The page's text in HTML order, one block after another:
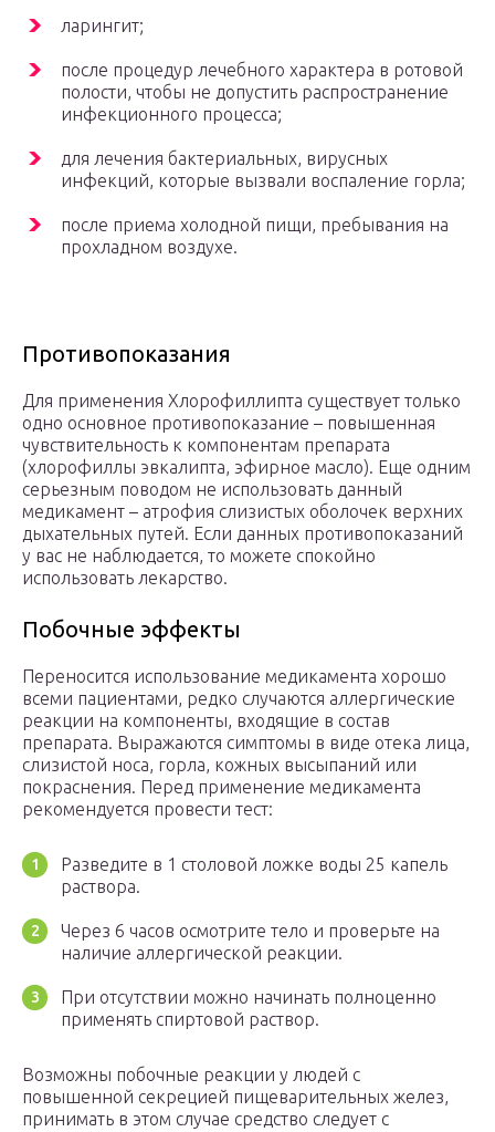
ларингит;
после процедур лечебного характера в ротовой
полости, чтобы не допустить распространение
инфекционного процесса;
для лечения бактериальных, вирусных
инфекций, которые вызвали воспаление горла;
после приема холодной пищи, пребывания на
прохладном воздухе.
Противопоказания
Для применения Хлорофиллипта существует только
одно основное противопоказание – повышенная
чувствительность к компонентам препарата
(хлорофиллы эвкалипта, эфирное масло). Еще одним
серьезным поводом не использовать данный
медикамент – атрофия слизистых оболочек верхних
дыхательных путей. Если данных противопоказаний
у вас не наблюдается, то можете спокойно
использовать лекарство.
Побочные эффекты
Переносится использование медикамента хорошо
всеми пациентами, редко случаются аллергические
реакции на компоненты, входящие в состав
препарата. Выражаются симптомы в виде отека лица,
слизистой носа, горла, кожных высыпаний или
покраснения. Перед применение медикамента
рекомендуется провести тест:
Разведите в 1 столовой ложке воды 25 капель
раствора.
Через 6 часов осмотрите тело и проверьте на
наличие аллергической реакции.
При отсутствии можно начинать полноценно
применять спиртовой раствор.
Возможны побочные реакции у людей с
повышенной секрецией пищеварительных желез,
принимать в этом случае средство следует с